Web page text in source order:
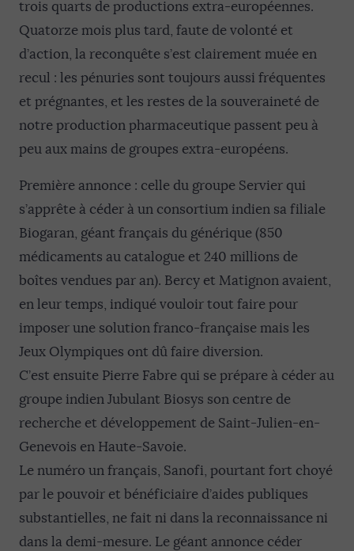
trois quarts de productions extra-européennes.
Quatorze mois plus tard, faute de volonté et
d’action, la reconquête s’est clairement muée en
recul : les pénuries sont toujours aussi fréquentes
et prégnantes, et les restes de la souveraineté de
notre production pharmaceutique passent peu à
peu aux mains de groupes extra-européens.
Première annonce : celle du groupe Servier qui
s’apprête à céder à un consortium indien sa filiale
Biogaran, géant français du générique (850
médicaments au catalogue et 240 millions de
boîtes vendues par an). Bercy et Matignon avaient,
en leur temps, indiqué vouloir tout faire pour
imposer une solution franco-française mais les
Jeux Olympiques ont dû faire diversion.
C’est ensuite Pierre Fabre qui se prépare à céder au
groupe indien Jubulant Biosys son centre de
recherche et développement de Saint-Julien-en-
Genevois en Haute-Savoie.
Le numéro un français, Sanofi, pourtant fort choyé
par le pouvoir et bénéficiaire d’aides publiques
substantielles, ne fait ni dans la reconnaissance ni
dans la demi-mesure. Le géant annonce céder